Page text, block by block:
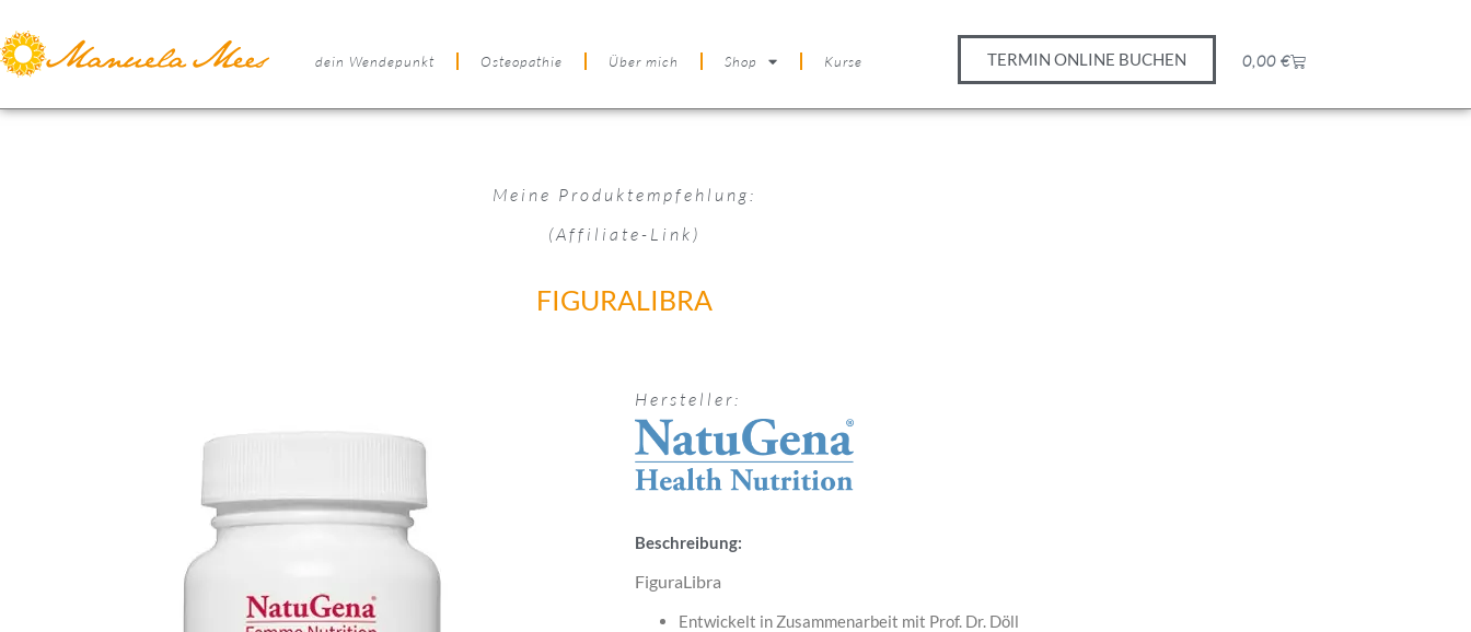
dein Wendepunkt Osteopathie Über mich Shop Kurse TERMIN ONLINE BUCHEN 0,00€
Meine Produktempfehlung:
(Affiliate-Link)
FIGURALIBRA
Hersteller:
Beschreibung:
FiguraLibra
Entwickelt in Zusammenarbeit mit Prof. Dr. Döll